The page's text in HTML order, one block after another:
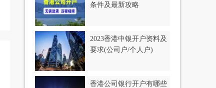
条件及最新攻略
2023香港中银开户资料及
要求(公司户/个人户)
香港公司银行开户有哪些